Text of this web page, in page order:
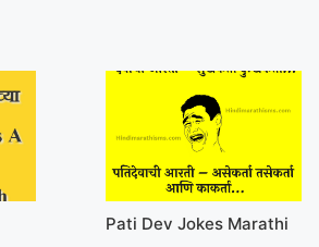
Pati Dev Jokes Marathi